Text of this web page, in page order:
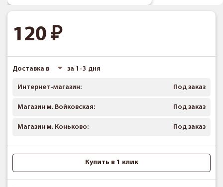
120
Доставка в за 1-3 дня
Интернет-магазин: Под заказ
Магазин м. Войковская: Под заказ
Магазин м. Коньково: Под заказ
Купить в 1 клик